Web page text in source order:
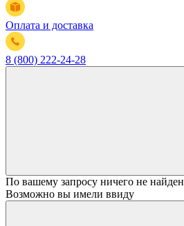
Оплата и доставка
8 (800) 222-24-28
По вашему запросу ничего не
Возможно вы имели ввиду